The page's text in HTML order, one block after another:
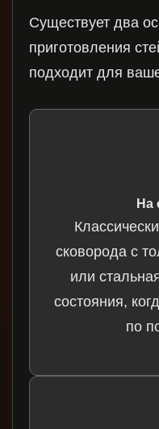
Существует два
приготовления
подходит для
На
сковорода с
или
состояния,
по